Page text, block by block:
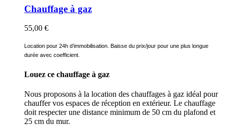
Chauffage à gaz
55,00 €
Location pour 24h d’immobilisation. Baisse du prix/jour pour une plus longue
durée avec coefficient.
Louez ce chauffage à gaz
Nous proposons à la location des chauffages à gaz idéal pour
chauffer vos espaces de réception en extérieur. Le chauffage
doit respecter une distance minimum de 50 cm du plafond et
25 cm du mur.